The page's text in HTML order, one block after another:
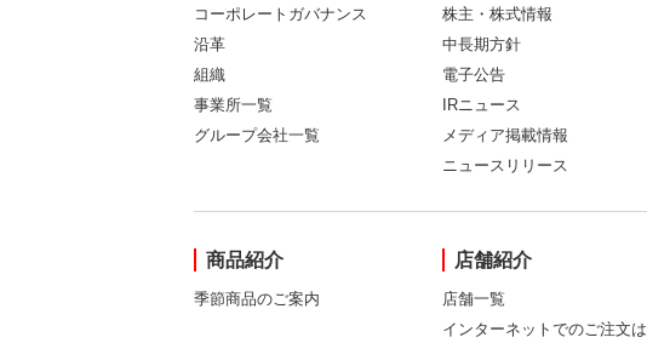
コーポレートガバナンス
沿革
組織
事業所一覧
グループ会社一覧
株主・株式情報
中長期方針
電子公告
IRニュース
メディア掲載情報
ニュースリリース
商品紹介
季節商品のご案内
店舗紹介
店舗一覧
インターネットでのご注文は